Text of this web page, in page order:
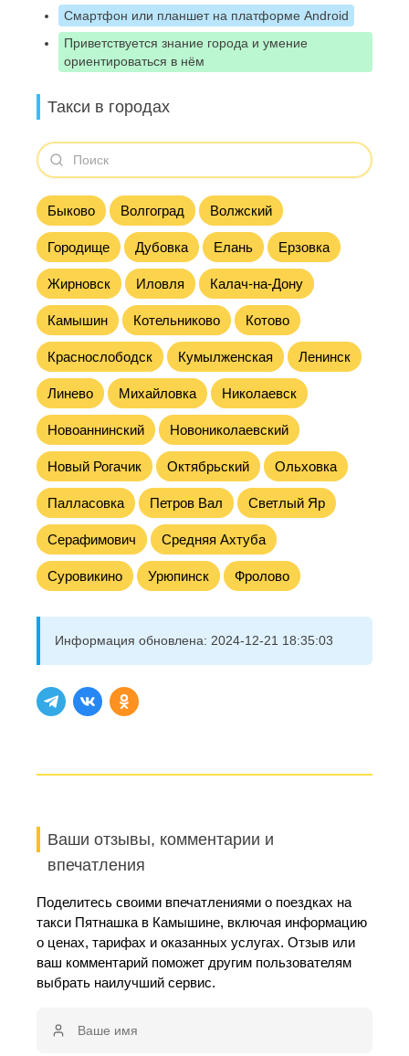
Смартфон или планшет на платформе Android
Приветствуется знание города и умение
ориентироваться в нём
Такси в городах
Быково Волгоград Волжский
Городище Дубовка Елань Ерзовка
Жирновск Иловля Калач-на-Дону
Камышин Котельниково Котово
Краснослободск Кумылженская Ленинск
Линево Михайловка Николаевск
Новоаннинский Новониколаевский
Новый Рогачик Октябрьский Ольховка
Палласовка Петров Вал Светлый Яр
Серафимович Средняя Ахтуба
Суровикино Урюпинск Фролово
Информация обновлена: 2024-12-21 18:35:03
Ваши отзывы, комментарии и
впечатления
Поделитесь своими впечатлениями о поездках на
такси Пятнашка в Камышине, включая информацию
о ценах, тарифах и оказанных услугах. Отзыв или
ваш комментарий поможет другим пользователям
выбрать наилучший сервис.